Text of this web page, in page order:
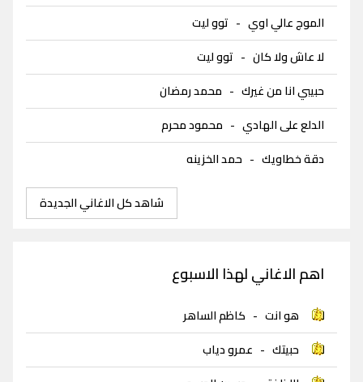
الموج عالي اوي - توو ليت
لا عاش ولا كان - توو ليت
حبيبي انا من غيرك - محمد رمضان
الدلع على الهادي - محمود محرم
دقة خطاويك - حمد الخزينه
شاهد كل الاغاني الجديدة
اهم الاغاني لهذا الاسبوع
هو انت - كاظم الساهر
حبيتك - عمرو دياب